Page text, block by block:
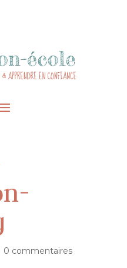
0 commentaires